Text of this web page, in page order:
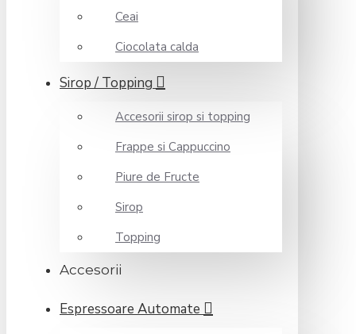
Ceai
Ciocolata calda
Sirop / Topping
Accesorii sirop si topping
Frappe si Cappuccino
Piure de Fructe
Sirop
Topping
Accesorii
Espressoare Automate